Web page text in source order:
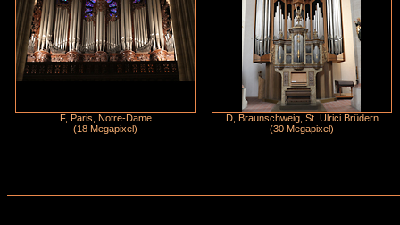
F, Paris, Notre-Dame
(18 Megapixel)
D, Braunschweig, St. Ulrici Brüdern
(30 Megapixel)